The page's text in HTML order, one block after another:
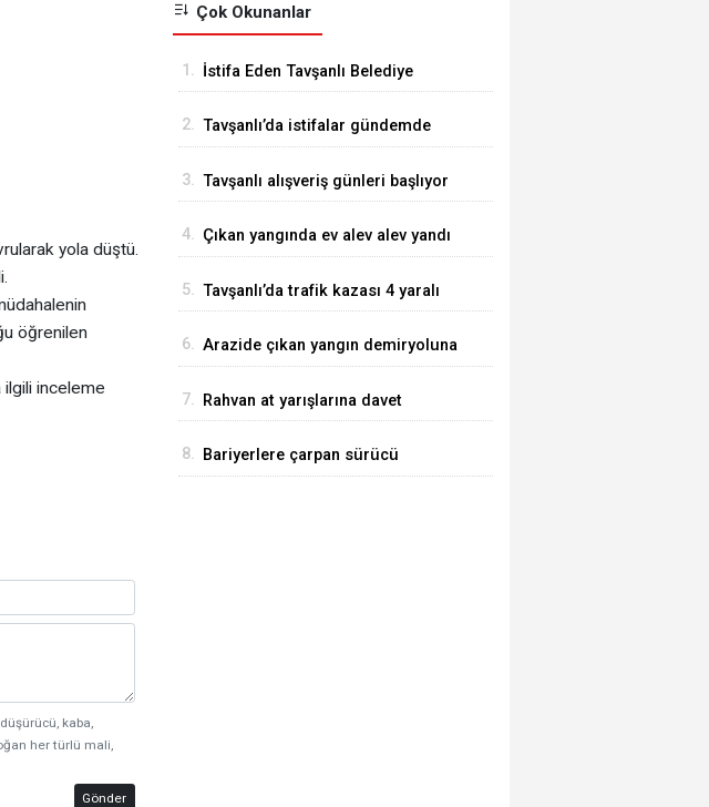
yola düştü.
öğrenilen
inceleme
kaba,
her türlü mali,
Gönder
Çok Okunanlar
1. İstifa Eden Tavşanlı Belediye
2. Tavşanlı’da istifalar gündemde
3. Tavşanlı alışveriş günleri başlıyor
4. Çıkan yangında ev alev alev yandı
5. Tavşanlı’da trafik kazası 4 yaralı
6. Arazide çıkan yangın demiryoluna
7. Rahvan at yarışlarına davet
8. Bariyerlere çarpan sürücü